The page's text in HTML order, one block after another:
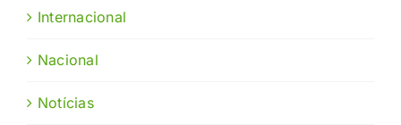
Internacional
Nacional
Notícias